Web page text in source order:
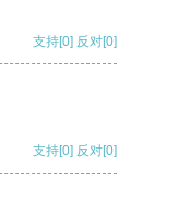
支持[0] 反对[0]
支持[0] 反对[0]